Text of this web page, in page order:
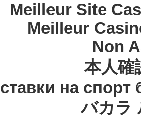
Meilleur Site
Meilleur
Non
本人確
ставки на спорт
バカラ